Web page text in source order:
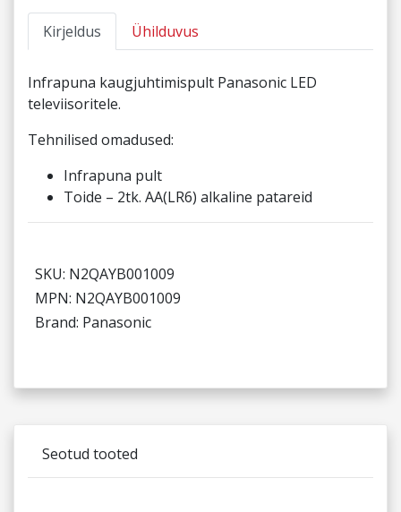
Kirjeldus Ühilduvus
Infrapuna kaugjuhtimispult Panasonic LED
televiisoritele.
Tehnilised omadused:
Infrapuna pult
Toide – 2tk. AA(LR6) alkaline patareid
SKU: N2QAYB001009
MPN: N2QAYB001009
Brand: Panasonic
Seotud tooted